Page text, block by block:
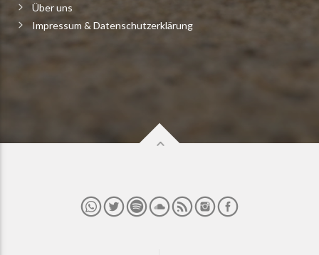
Über uns
Impressum & Datenschutzerklärung